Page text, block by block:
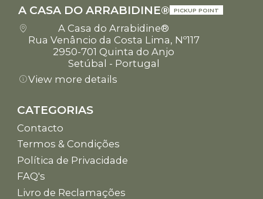
A CASA DO ARRABIDINE® PICKUP POINT
A Casa do Arrabidine®
Rua Venâncio da Costa Lima, Nº117
2950-701 Quinta do Anjo
Setúbal - Portugal
View more details
CATEGORIAS
Contacto
Termos & Condições
Política de Privacidade
FAQ's
Livro de Reclamações